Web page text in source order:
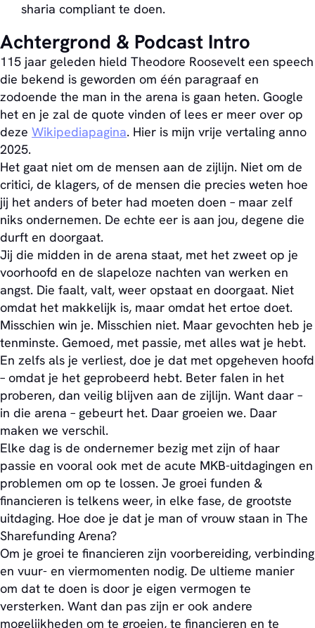
sharia compliant te doen.
Achtergrond & Podcast Intro
115 jaar geleden hield Theodore Roosevelt een speech
die bekend is geworden om één paragraaf en
zodoende the man in the arena is gaan heten. Google
het en je zal de quote vinden of lees er meer over op
deze Wikipediapagina. Hier is mijn vrije vertaling anno
2025.
Het gaat niet om de mensen aan de zijlijn. Niet om de
critici, de klagers, of de mensen die precies weten hoe
jij het anders of beter had moeten doen – maar zelf
niks ondernemen. De echte eer is aan jou, degene die
durft en doorgaat.
Jij die midden in de arena staat, met het zweet op je
voorhoofd en de slapeloze nachten van werken en
angst. Die faalt, valt, weer opstaat en doorgaat. Niet
omdat het makkelijk is, maar omdat het ertoe doet.
Misschien win je. Misschien niet. Maar gevochten heb je
tenminste. Gemoed, met passie, met alles wat je hebt.
En zelfs als je verliest, doe je dat met opgeheven hoofd
– omdat je het geprobeerd hebt. Beter falen in het
proberen, dan veilig blijven aan de zijlijn. Want daar –
in die arena – gebeurt het. Daar groeien we. Daar
maken we verschil.
Elke dag is de ondernemer bezig met zijn of haar
passie en vooral ook met de acute MKB-uitdagingen en
problemen om op te lossen. Je groei funden &
financieren is telkens weer, in elke fase, de grootste
uitdaging. Hoe doe je dat je man of vrouw staan in The
Sharefunding Arena?
Om je groei te financieren zijn voorbereiding, verbinding
en vuur- en viermomenten nodig. De ultieme manier
om dat te doen is door je eigen vermogen te
versterken. Want dan pas zijn er ook andere
mogelijkheden om te groeien, te financieren en te